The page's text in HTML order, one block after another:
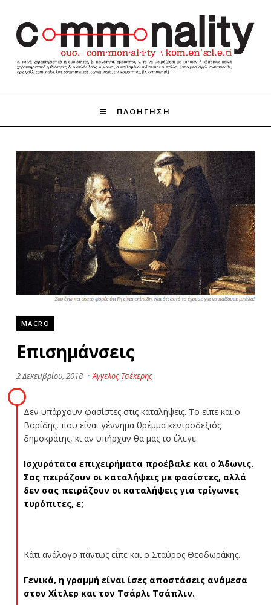
ΠΛΟΗΓΗΣΗ
MACRO
Επισημάνσεις
2 Δεκεμβρίου, 2018 · Άγγελος Τσέκερης
Δεν υπάρχουν φασίστες στις καταλήψεις. Το είπε και ο
Βορίδης, που είναι γέννημα θρέμμα κεντροδεξιός
δημοκράτης, κι αν υπήρχαν θα μας το έλεγε.
Ισχυρότατα επιχειρήματα προέβαλε και ο Άδωνις.
Σας πειράζουν οι καταλήψεις με φασίστες, αλλά
δεν σας πειράζουν οι καταλήψεις για τρίγωνες
τυρόπιτες, ε;
Κάτι ανάλογο πάντως είπε και ο Σταύρος Θεοδωράκης.
Γενικά, η γραμμή είναι ίσες αποστάσεις ανάμεσα
στον Χίτλερ και τον Τσάρλι Τσάπλιν.